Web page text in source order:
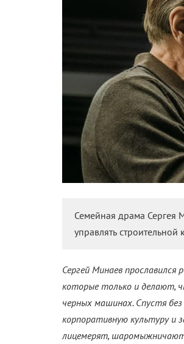
Семейная драма Сергея
управлять строительной
Сергей Минаев
которые только и делают,
черных машинах. Спустя
корпоративную культуру и
лицемерят,